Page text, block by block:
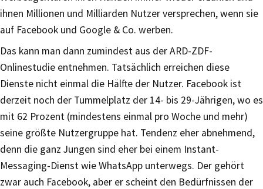
ihnen Millionen und Milliarden Nutzer versprechen, wenn sie
auf Facebook und Google & Co. werben.
Das kann man dann zumindest aus der ARD-ZDF-
Onlinestudie entnehmen. Tatsächlich erreichen diese
Dienste nicht einmal die Hälfte der Nutzer. Facebook ist
derzeit noch der Tummelplatz der 14- bis 29-Jährigen, wo es
mit 62 Prozent (mindestens einmal pro Woche und mehr)
seine größte Nutzergruppe hat. Tendenz eher abnehmend,
denn die ganz Jungen sind eher bei einem Instant-
Messaging-Dienst wie WhatsApp unterwegs. Der gehört
zwar auch Facebook, aber er scheint den Bedürfnissen der